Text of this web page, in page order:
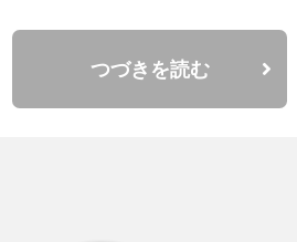
つづきを読む